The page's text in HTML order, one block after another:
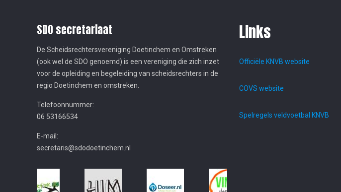
SDO secretariaat
De Scheidsrechtersvereniging Doetinchem en Omstreken
(ook wel de SDO genoemd) is een vereniging die zich inzet
voor de opleiding en begeleiding van scheidsrechters in de
regio Doetinchem en omstreken.
Telefoonnummer:
06 53166534
E-mail:
secretaris@sdodoetinchem.nl
Links
Officiële KNVB website
COVS website
Spelregels veldvoetbal KNVB